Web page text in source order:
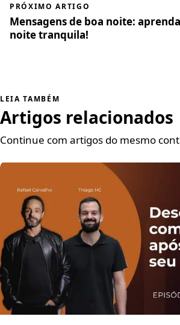
PRÓXIMO ARTIGO
Mensagens de boa noite:
noite tranquila!
LEIA TAMBÉM
Artigos relacionados
Continue com artigos do mesmo